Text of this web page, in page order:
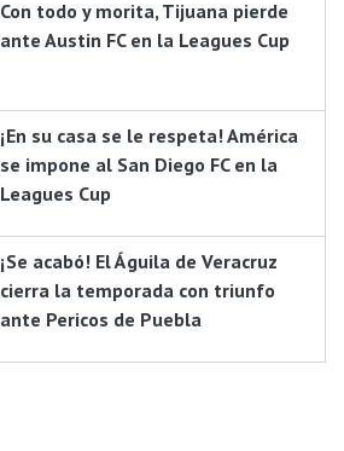
Con todo y morita, Tijuana pierde
ante Austin FC en la Leagues Cup
¡En su casa se le respeta! América
se impone al San Diego FC en la
Leagues Cup
¡Se acabó! El Águila de Veracruz
cierra la temporada con triunfo
ante Pericos de Puebla